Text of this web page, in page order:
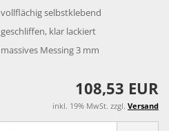
vollflächig selbstklebend
geschliffen, klar lackiert
massives Messing 3 mm
108,53 EUR
inkl. 19% MwSt. zzgl. Versand